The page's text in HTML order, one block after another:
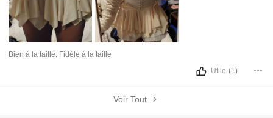
Bien à la taille: Fidèle à la taille
Utile (1)
Voir Tout